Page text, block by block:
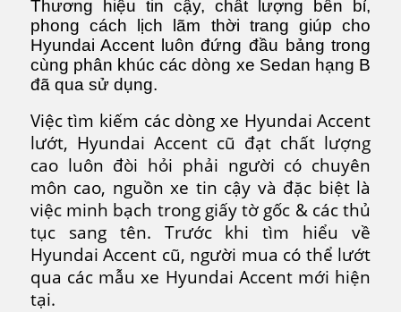
Thương hiệu tin cậy, chất lượng bền bỉ,
phong cách lịch lãm thời trang giúp cho
Hyundai Accent luôn đứng đầu bảng trong
cùng phân khúc các dòng xe Sedan hạng B
đã qua sử dụng.
Việc tìm kiếm các dòng xe Hyundai Accent
lướt, Hyundai Accent cũ đạt chất lượng
cao luôn đòi hỏi phải người có chuyên
môn cao, nguồn xe tin cậy và đặc biệt là
việc minh bạch trong giấy tờ gốc & các thủ
tục sang tên. Trước khi tìm hiểu về
Hyundai Accent cũ, người mua có thể lướt
qua các mẫu xe Hyundai Accent mới hiện
tại.